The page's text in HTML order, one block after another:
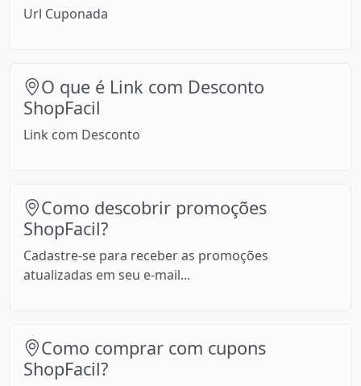
Url Cuponada
O que é Link com Desconto
ShopFacil
Link com Desconto
Como descobrir promoções
ShopFacil?
Cadastre-se para receber as promoções
atualizadas em seu e-mail...
Como comprar com cupons
ShopFacil?